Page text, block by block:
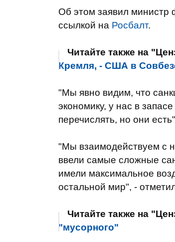
Об этом заявил
ссылкой на Росбалт.
Читайте также на
Кремля, - США в
"Мы явно видим, что
экономику, у нас в
перечислять, но они
"Мы взаимодействуем с
ввели самые сложные
имели максимальное
остальной мир", -
Читайте также на
"мусорного"